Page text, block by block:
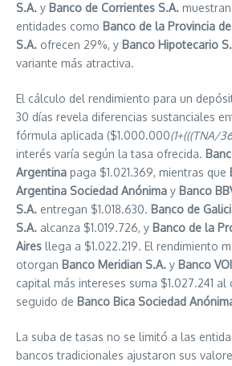
S.A. y Banco de Corrientes S.A.
entidades como Banco de la Provincia
S.A. ofrecen 29%, y Banco Hipotecario
variante más atractiva.
El cálculo del rendimiento para un
30 días revela diferencias sustanciales
fórmula aplicada ($1.000.000(1+(((TNA/
interés varía según la tasa ofrecida.
Argentina paga $1.021.369, mientras que
Argentina Sociedad Anónima y Banco
S.A. entregan $1.018.630. Banco de
S.A. alcanza $1.019.726, y Banco de la
Aires llega a $1.022.219. El rendimiento
otorgan Banco Meridian S.A. y Banco
capital más intereses suma $1.027.241 al
seguido de Banco Bica Sociedad
La suba de tasas no se limitó a las
bancos tradicionales ajustaron sus